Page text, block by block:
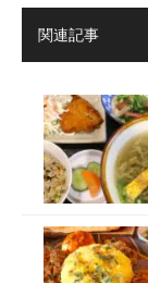
関連記事